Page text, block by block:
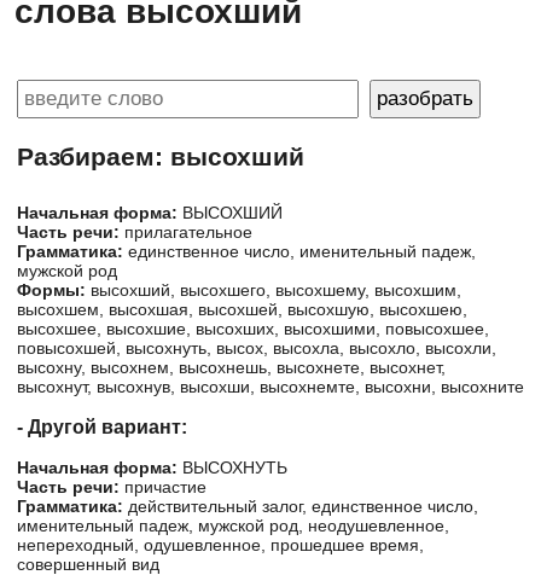
слова высохший
Разбираем: высохший
Начальная форма: ВЫСОХШИЙ
Часть речи: прилагательное
Грамматика: единственное число, именительный падеж,
мужской род
Формы: высохший, высохшего, высохшему, высохшим,
высохшем, высохшая, высохшей, высохшую, высохшею,
высохшее, высохшие, высохших, высохшими, повысохшее,
повысохшей, высохнуть, высох, высохла, высохло, высохли,
высохну, высохнем, высохнешь, высохнете, высохнет,
высохнут, высохнув, высохши, высохнемте, высохни, высохните
- Другой вариант:
Начальная форма: ВЫСОХНУТЬ
Часть речи: причастие
Грамматика: действительный залог, единственное число,
именительный падеж, мужской род, неодушевленное,
непереходный, одушевленное, прошедшее время,
совершенный вид